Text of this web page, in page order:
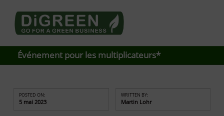
Événement pour les multiplicateurs*
POSTED ON:
5 mai 2023
WRITTEN BY:
Martin Lohr